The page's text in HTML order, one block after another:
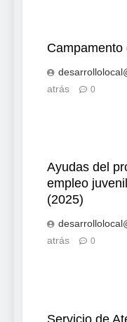
Campamento
atrás
0
Ayudas del
empleo
(2025)
atrás
0